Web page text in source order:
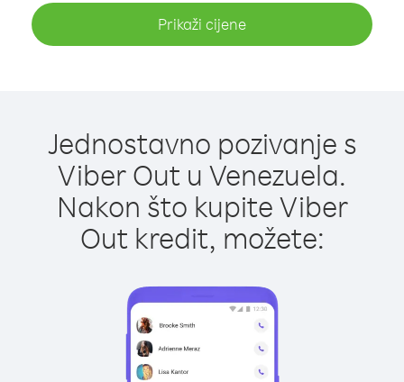
Prikaži cijene
Jednostavno pozivanje s
Viber Out u Venezuela.
Nakon što kupite Viber
Out kredit, možete: